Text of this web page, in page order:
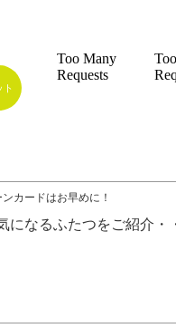
ト
カードはお早めに！
になるふたつをご紹介